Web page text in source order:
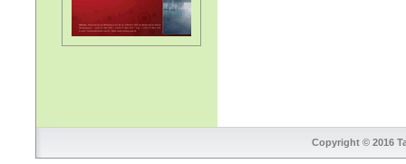
Copyright © 2016